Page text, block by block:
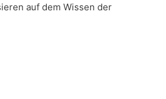
auf dem Wissen der